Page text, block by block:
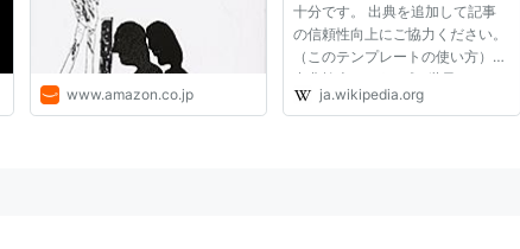
www.amazon.co.jp
十分です。 出典を追加して記事
の信頼性向上にご協力ください。
（このテンプレートの使い方）
出典検索?: "ガープの世界" – ニュ
ース · 書籍 · スカラー · CiNii · J-
ja.wikipedia.org